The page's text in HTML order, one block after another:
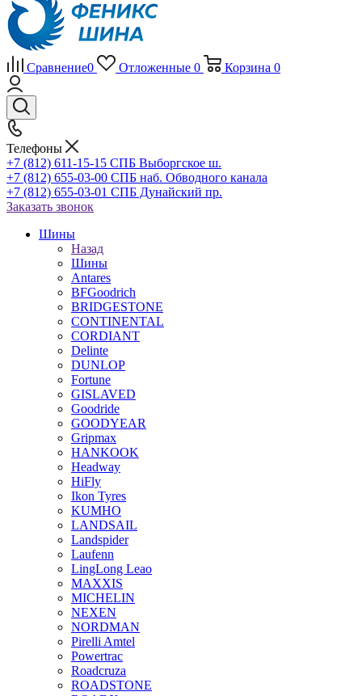
Сравнение0 Отложенные 0 Корзина 0
Телефоны
+7 (812) 611-15-15 СПБ Выборгское ш.
+7 (812) 655-03-00 СПБ наб. Обводного канала
+7 (812) 655-03-01 СПБ Дунайский пр.
Заказать звонок
Шины
Назад
Шины
Antares
BFGoodrich
BRIDGESTONE
CONTINENTAL
CORDIANT
Delinte
DUNLOP
Fortune
GISLAVED
Goodride
GOODYEAR
Gripmax
HANKOOK
Headway
HiFly
Ikon Tyres
KUMHO
LANDSAIL
Landspider
Laufenn
LingLong Leao
MAXXIS
MICHELIN
NEXEN
NORDMAN
Pirelli Amtel
Powertrac
Roadcruza
ROADSTONE